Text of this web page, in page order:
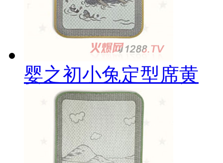
婴之初小兔定型席黄